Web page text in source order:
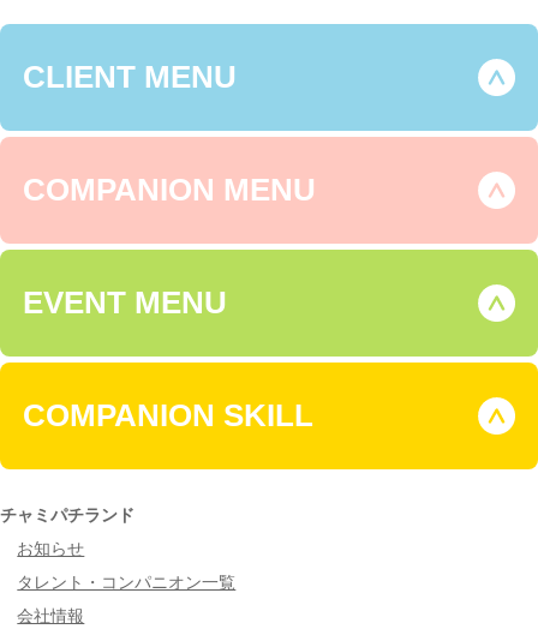
CLIENT MENU
COMPANION MENU
EVENT MENU
COMPANION SKILL
チャミパチランド
お知らせ
タレント・コンパニオン一覧
会社情報